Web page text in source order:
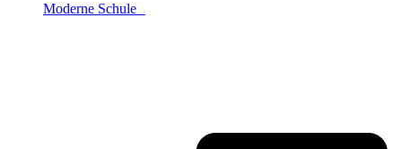
Moderne Schule